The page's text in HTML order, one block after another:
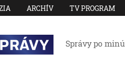
ARCHÍV TV PROGRAM
Správy po